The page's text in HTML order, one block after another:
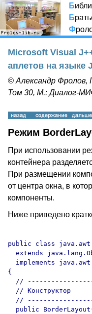
Б
Б
Ф
Microsoft Visual
аплетов на языке
© Александр Фролов,
Том 30, М.: Диалог-
Режим
При использовании
контейнера
При размещении
от центра окна, в
компоненты.
Ниже приведено
public class
extends
implements
{
//
  // Конструктор
//
public